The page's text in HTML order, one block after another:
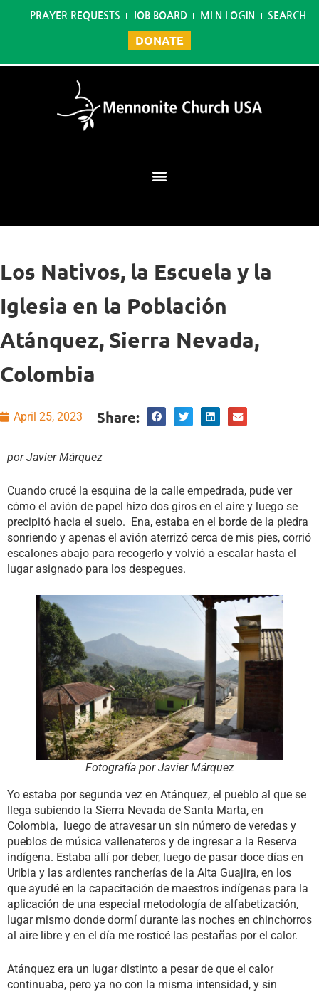
PRAYER REQUESTS JOB BOARD MLN LOGIN SEARCH
DONATE
Los Nativos, la Escuela y la
Iglesia en la Población
Atánquez, Sierra Nevada,
Colombia
April 25, 2023 Share:
por Javier Márquez
Cuando crucé la esquina de la calle empedrada, pude ver
cómo el avión de papel hizo dos giros en el aire y luego se
precipitó hacia el suelo. Ena, estaba en el borde de la piedra
sonriendo y apenas el avión aterrizó cerca de mis pies, corrió
escalones abajo para recogerlo y volvió a escalar hasta el
lugar asignado para los despegues.
Fotografía por Javier Márquez
Yo estaba por segunda vez en Atánquez, el pueblo al que se
llega subiendo la Sierra Nevada de Santa Marta, en
Colombia, luego de atravesar un sin número de veredas y
pueblos de música vallenateros y de ingresar a la Reserva
indígena. Estaba allí por deber, luego de pasar doce días en
Uribia y las ardientes rancherías de la Alta Guajira, en los
que ayudé en la capacitación de maestros indígenas para la
aplicación de una especial metodología de alfabetización,
lugar mismo donde dormí durante las noches en chinchorros
al aire libre y en el día me rosticé las pestañas por el calor.
Atánquez era un lugar distinto a pesar de que el calor
continuaba, pero ya no con la misma intensidad, y sin